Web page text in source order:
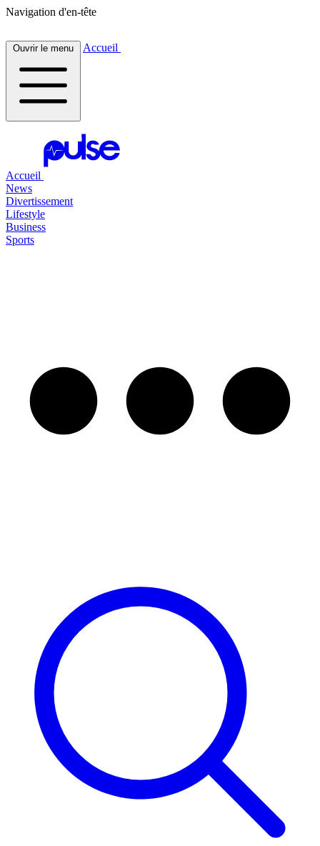
Navigation d'en-tête
Ouvrir le menu Accueil
Accueil
News
Divertissement
Lifestyle
Business
Sports